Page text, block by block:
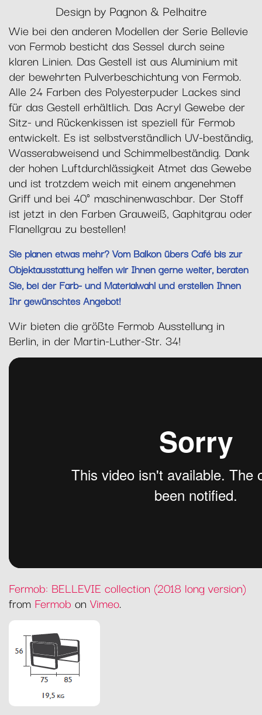
Design by Pagnon & Pelhaitre
Wie bei den anderen Modellen der Serie Bellevie
von Fermob besticht das Sessel durch seine
klaren Linien. Das Gestell ist aus Aluminium mit
der bewehrten Pulverbeschichtung von Fermob.
Alle 24 Farben des Polyesterpuder Lackes sind
für das Gestell erhältlich. Das Acryl Gewebe der
Sitz- und Rückenkissen ist speziell für Fermob
entwickelt. Es ist selbstverständlich UV-beständig,
Wasserabweisend und Schimmelbeständig. Dank
der hohen Luftdurchlässigkeit Atmet das Gewebe
und ist trotzdem weich mit einem angenehmen
Griff und bei 40° maschinenwaschbar. Der Stoff
ist jetzt in den Farben Grauweiß, Gaphitgrau oder
Flanellgrau zu bestellen!
Sie planen etwas mehr? Vom Balkon übers Café bis zur
Objektausstattung helfen wir Ihnen gerne weiter, beraten
Sie, bei der Farb- und Materialwahl und erstellen Ihnen
Ihr gewünschtes Angebot!
Wir bieten die größte Fermob Ausstellung in
Berlin, in der Martin-Luther-Str. 34!
Fermob: BELLEVIE collection (2018 long version)
from Fermob on Vimeo.